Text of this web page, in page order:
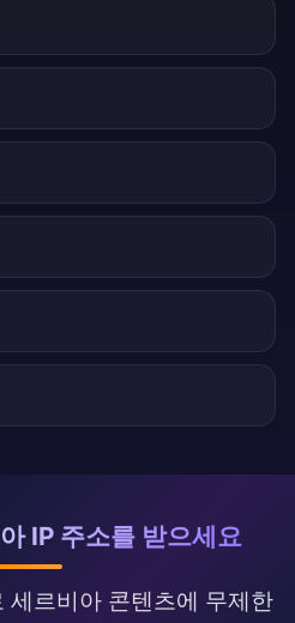
IP 주소를 받으세요
르비아 콘텐츠에 무제한